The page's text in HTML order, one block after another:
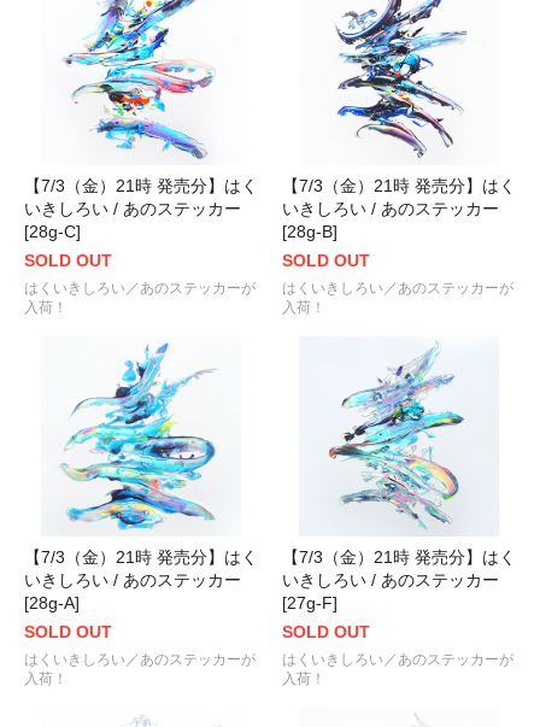
【7/3（金）21時 発売分】はく
いきしろい / あのステッカー
[28g-C]
SOLD OUT
はくいきしろい／あのステッカーが
入荷！
【7/3（金）21時 発売分】はく
いきしろい / あのステッカー
[28g-B]
SOLD OUT
はくいきしろい／あのステッカーが
入荷！
【7/3（金）21時 発売分】はく
いきしろい / あのステッカー
[28g-A]
SOLD OUT
はくいきしろい／あのステッカーが
入荷！
【7/3（金）21時 発売分】はく
いきしろい / あのステッカー
[27g-F]
SOLD OUT
はくいきしろい／あのステッカーが
入荷！